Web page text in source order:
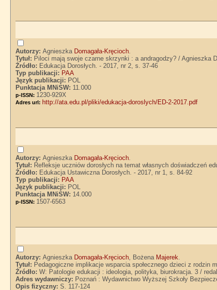
Autorzy:Agnieszka Domagała-Kręcioch.
Tytuł: Piloci mają swoje czarne skrzynki : a andragodzy? / Agnieszka
Źródło: Edukacja Dorosłych. - 2017, nr 2, s. 37-46
Typ publikacji: PAA
Język publikacji: POL
Punktacja MNiSW: 11.000
p-ISSN: 1230-929X
Adres url: http://ata.edu.pl/pliki/edukacja-doroslych/ED-2-2017.pdf
Autorzy:Agnieszka Domagała-Kręcioch.
Tytuł: Refleksje uczniów dorosłych na temat własnych doświadczeń
Źródło: Edukacja Ustawiczna Dorosłych. - 2017, nr 1, s. 84-92
Typ publikacji: PAA
Język publikacji: POL
Punktacja MNiSW: 14.000
p-ISSN: 1507-6563
Autorzy:Agnieszka Domagała-Kręcioch, Bożena Majerek.
Tytuł: Pedagogiczne implikacje wsparcia społecznego dzieci z rodzin
Źródło:W: Patologie edukacji : ideologia, polityka, biurokracja. 3 /
Adres wydawniczy: Poznań : Wydawnictwo Wyższej Szkoły
Opis fizyczny:S. 117-124